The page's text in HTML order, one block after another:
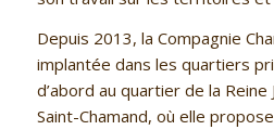
Depuis 2013, la Compagnie
implantée dans les quartiers
d’abord au quartier de la
Saint-Chamand, où elle